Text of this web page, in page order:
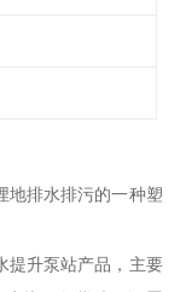
地排水排污的一种塑
提升泵站产品，主要